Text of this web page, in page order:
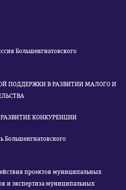
Большеигнатовского
ПОДДЕРЖКИ В РАЗВИТИИ МАЛОГО И
КОНКУРЕНЦИИ
проектов муниципальных
и экспертиза муниципальных